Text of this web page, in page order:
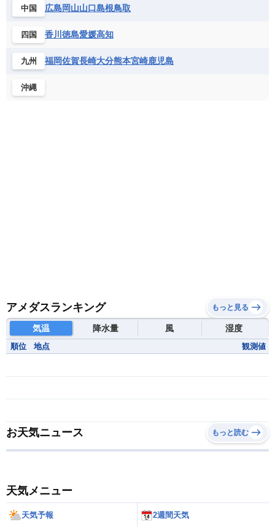
北マケドニア
バルバドス パナマ
フランス領ギアナ
ベネズエラ
ベリーズ
ボリビア
メキシコ
セントヘレナ諸島
セーシェル
チュニジア
ナミビア
ニジェール
ブルキナファソ
マダガスカル
中国 広島岡山山口島根鳥取
四国 香川 徳島愛媛高知
九州 福岡佐賀長崎大分熊本宮崎鹿児島
沖縄
アメダスランキング もっと見る
気温 降水量 風 湿度
順位 地点 観測値
お天気ニュース もっと読む
天気メニュー
天気予報 2週間天気